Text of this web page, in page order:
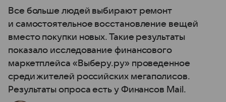
Все больше людей выбирают ремонт
и самостоятельное восстановление вещей
вместо покупки новых. Такие результаты
показало исследование финансового
маркетплейса «Выберу.ру» проведенное
среди жителей российских мегаполисов.
Результаты опроса есть у Финансов Mail.